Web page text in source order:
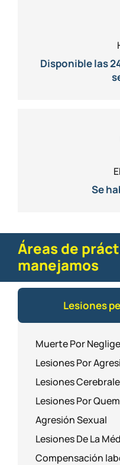
Disponible las
Se
Áreas de
manejamos
Lesiones
Muerte Por
Lesiones Por
Lesiones
Lesiones Por
Agresión Sexual
Lesiones De La
Compensación